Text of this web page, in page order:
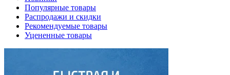
Популярные товары
Распродажи и скидки
Рекомендуемые товары
Уцененные товары